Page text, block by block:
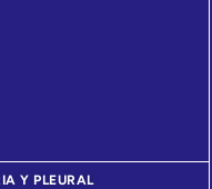
Y PLEURAL